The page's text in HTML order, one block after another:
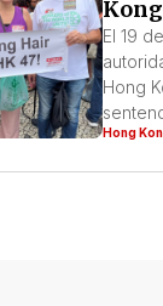
Kong
El 19
Hong
Hong